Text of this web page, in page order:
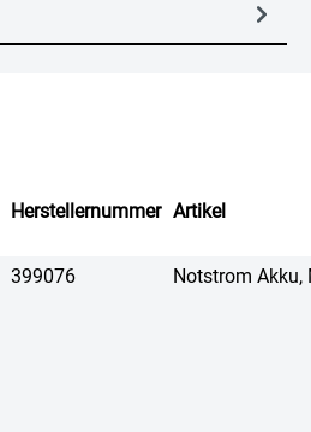
Herstellernummer Artikel
399076 Notstrom